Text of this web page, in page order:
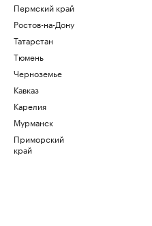
Пермский край
Ростов-на-Дону
Татарстан
Тюмень
Черноземье
Кавказ
Карелия
Мурманск
Приморский
край